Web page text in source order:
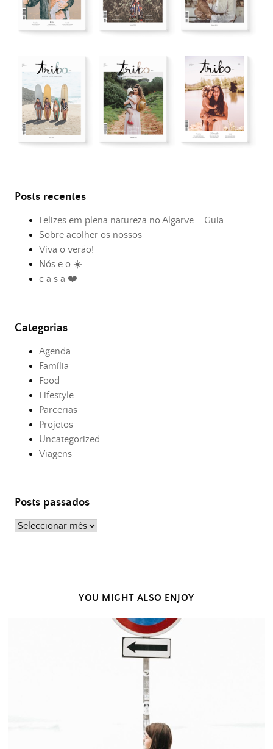
Posts recentes
Felizes em plena natureza no Algarve – Guia
Sobre acolher os nossos
Viva o verão!
Nós e o ☀️
c a s a ❤️
Categorias
Agenda
Família
Food
Lifestyle
Parcerias
Projetos
Uncategorized
Viagens
Posts passados
Posts
YOU MIGHT ALSO ENJOY